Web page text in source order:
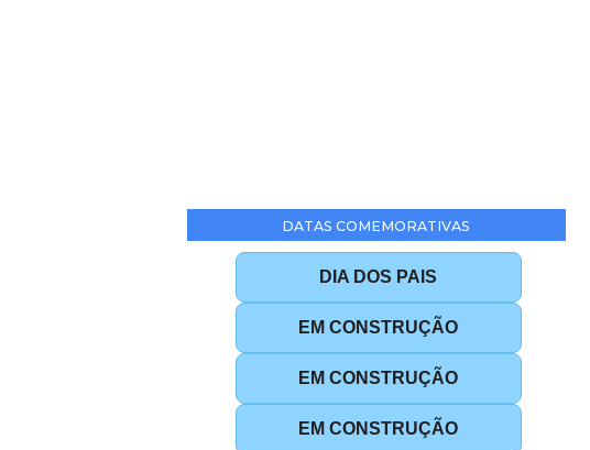
DATAS COMEMORATIVAS
DIA DOS PAIS
EM CONSTRUÇÃO
EM CONSTRUÇÃO
EM CONSTRUÇÃO